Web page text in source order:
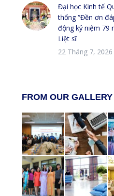
Đại học Kinh tế
thống “Đền ơn
động kỷ niệm 79
Liệt sĩ
22 Tháng 7, 2026
FROM OUR GALLERY